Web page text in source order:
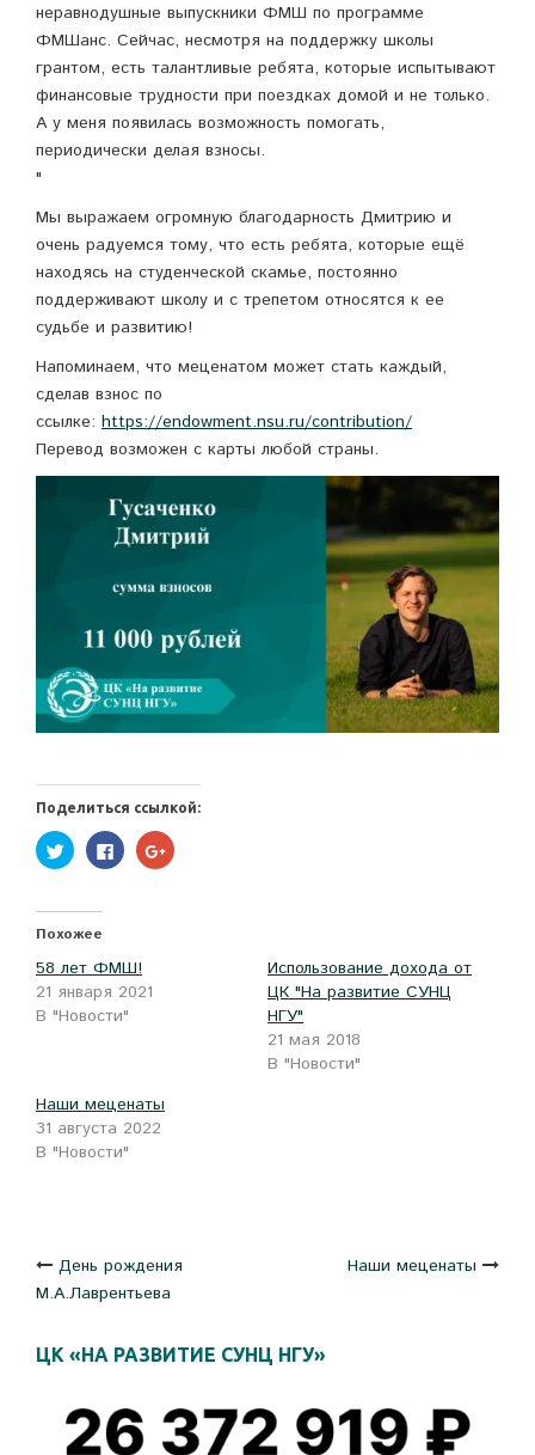
неравнодушные выпускники ФМШ по программе
ФМШанс. Сейчас, несмотря на поддержку школы
грантом, есть талантливые ребята, которые испытывают
финансовые трудности при поездках домой и не только.
А у меня появилась возможность помогать,
периодически делая взносы.
"
Мы выражаем огромную благодарность Дмитрию и
очень радуемся тому, что есть ребята, которые ещё
находясь на студенческой скамье, постоянно
поддерживают школу и с трепетом относятся к ее
судьбе и развитию!
Напоминаем, что меценатом может стать каждый,
сделав взнос по
ссылке: https://endowment.nsu.ru/contribution/
Перевод возможен с карты любой страны.
Поделиться ссылкой:
Нажмите,
чтобы
поделиться
(Открывается
в
окне)
Нажмите
здесь,
чтобы
в
новом
окне)
Нажмите,
чтобы
Похожее
58 лет ФМШ!
21 января 2021
В "Новости"
Использование дохода от
ЦК "На развитие СУНЦ
НГУ"
21 мая 2018
В "Новости"
Наши меценаты
31 августа 2022
В "Новости"
Навигация
по
День рождения
М.А.Лаврентьева
Наши меценаты
ЦК «НА РАЗВИТИЕ СУНЦ НГУ»